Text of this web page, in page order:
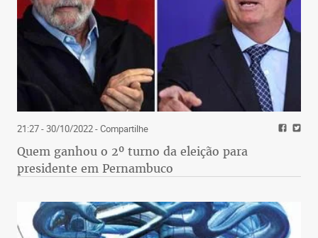
21:27 - 30/10/2022- Compartilhe
Quem ganhou o 2º turno da eleição para
presidente em Pernambuco